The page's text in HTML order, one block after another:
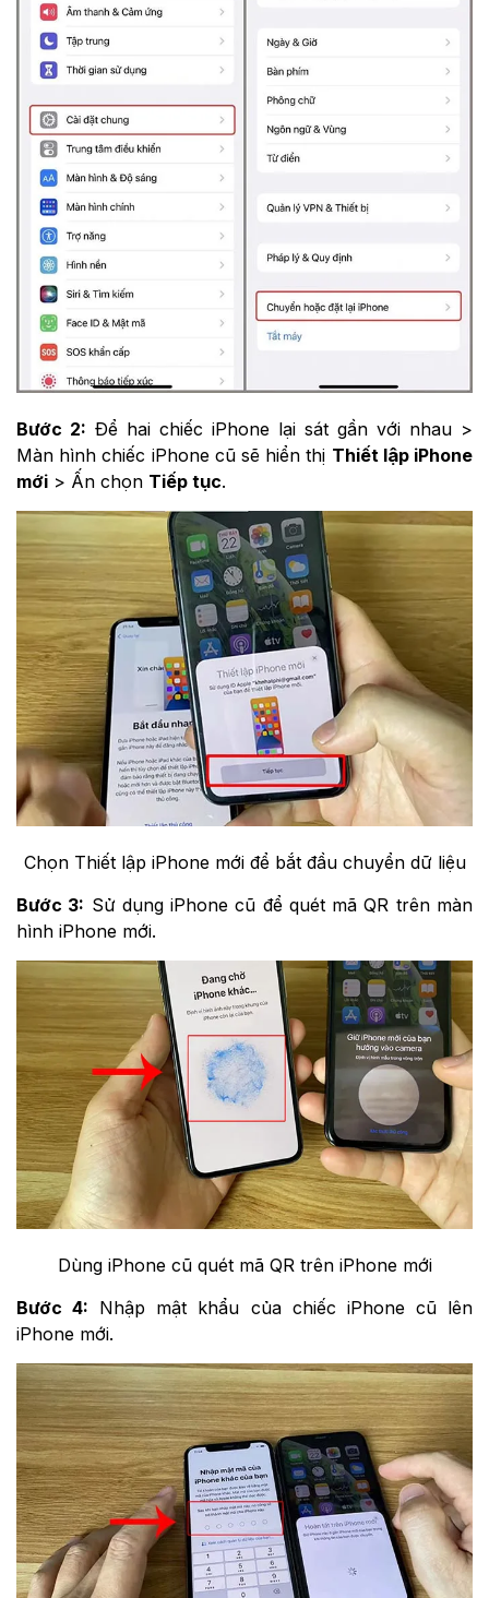
Bước 2: Để hai chiếc iPhone lại sát gần với nhau >
Màn hình chiếc iPhone cũ sẽ hiển thị Thiết lập iPhone
mới > Ấn chọn Tiếp tục.
Chọn Thiết lập iPhone mới để bắt đầu chuyển dữ liệu
Bước 3: Sử dụng iPhone cũ để quét mã QR trên màn
hình iPhone mới.
Dùng iPhone cũ quét mã QR trên iPhone mới
Bước 4: Nhập mật khẩu của chiếc iPhone cũ lên
iPhone mới.